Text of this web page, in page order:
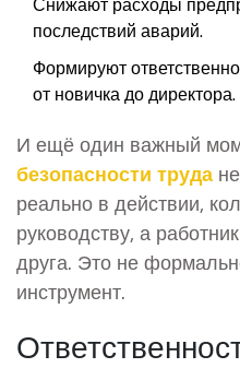
последствий аварий.
Формируют
от новичка до директора.
И ещё один важный
безопасности труда
реально в действии,
руководству, а
друга. Это не
инструмент.